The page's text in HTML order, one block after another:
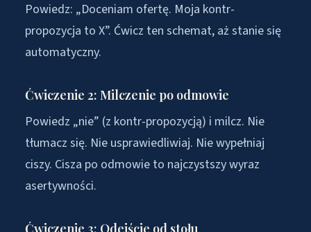
Powiedz: „Doceniam ofertę. Moja kontr-
propozycja to X”. Ćwicz ten schemat, aż stanie się
automatyczny.
Ćwiczenie 2: Milczenie po odmowie
Powiedz „nie” (z kontr-propozycją) i milcz. Nie
tłumacz się. Nie usprawiedliwiaj. Nie wypełniaj
ciszy. Cisza po odmowie to najczystszy wyraz
asertywności.
Ćwiczenie 3: Odejście od stołu